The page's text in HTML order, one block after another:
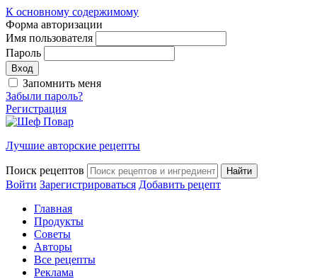
К основному содержимому
Форма авторизации
Имя пользователя
Пароль
Запомнить меня
Забыли пароль?
Регистрация
Лучшие авторские рецепты
Поиск рецептов
Войти Зарегистрироваться Добавить рецепт
Главная
Продукты
Советы
Авторы
Все рецепты
Реклама